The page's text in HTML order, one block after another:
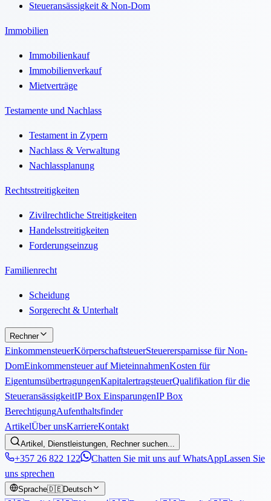
Steueransässigkeit & Non-Dom
Immobilien
Immobilienkauf
Immobilienverkauf
Mietverträge
Testamente und Nachlass
Testament in Zypern
Nachlass & Verwaltung
Nachlassplanung
Rechtsstreitigkeiten
Zivilrechtliche Streitigkeiten
Handelsstreitigkeiten
Forderungseinzug
Familienrecht
Scheidung
Sorgerecht & Unterhalt
Rechner
EinkommensteuerKörperschaftsteuerSteuerersparnisse für Non-
DomEinkommensteuer auf MieteinnahmenKosten für
EigentumsübertragungenKapitalertragsteuerQualifikation für die
SteueransässigkeitIP Box EinsparungenIP Box
BerechtigungAufenthaltsfinder
ArtikelÜber unsKarriereKontakt
Artikel, Dienstleistungen, Rechner suchen...
+357 26 822 122 Chatten Sie mit uns auf WhatsAppLassen Sie
uns sprechen
Sprache🇩🇪Deutsch